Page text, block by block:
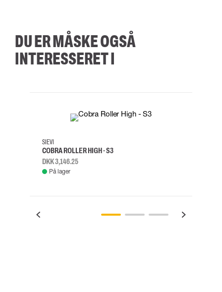
DU ER MÅSKE OGSÅ
INTERESSERET I
38
SIEVI
COBRA ROLLER HIGH - S3
DKK 3,146.25
På lager